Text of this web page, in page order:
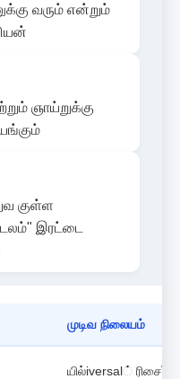
வரும் என்றும்
ஞாய்றுக்கு
குள்ள
இரட்டை
முடிவ நிலையம்
யில்iversal் ரிசைர்ட்